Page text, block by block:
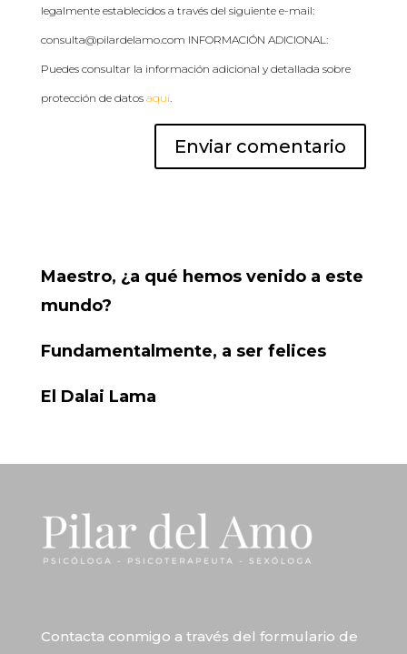
legalmente establecidos a través del siguiente e-mail:
consulta@pilardelamo.com INFORMACIÓN ADICIONAL:
Puedes consultar la información adicional y detallada sobre
protección de datos aquí.
Maestro, ¿a qué hemos venido a este
mundo?
Fundamentalmente, a ser felices
El Dalai Lama
Contacta conmigo a través del formulario de